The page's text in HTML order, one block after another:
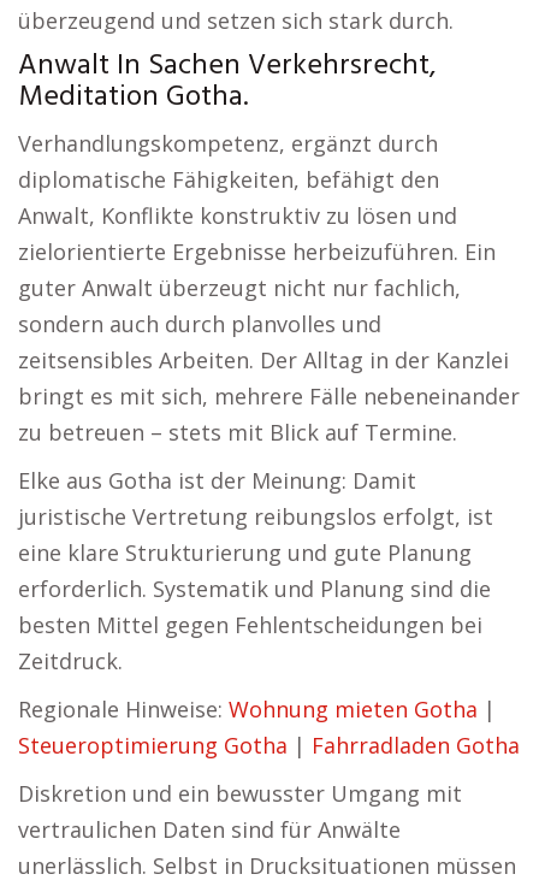
überzeugend und setzen sich stark durch.
Anwalt In Sachen Verkehrsrecht,
Meditation Gotha.
Verhandlungskompetenz, ergänzt durch
diplomatische Fähigkeiten, befähigt den
Anwalt, Konflikte konstruktiv zu lösen und
zielorientierte Ergebnisse herbeizuführen. Ein
guter Anwalt überzeugt nicht nur fachlich,
sondern auch durch planvolles und
zeitsensibles Arbeiten. Der Alltag in der Kanzlei
bringt es mit sich, mehrere Fälle nebeneinander
zu betreuen – stets mit Blick auf Termine.
Elke aus Gotha ist der Meinung: Damit
juristische Vertretung reibungslos erfolgt, ist
eine klare Strukturierung und gute Planung
erforderlich. Systematik und Planung sind die
besten Mittel gegen Fehlentscheidungen bei
Zeitdruck.
Regionale Hinweise: Wohnung mieten Gotha |
Steueroptimierung Gotha | Fahrradladen Gotha
Diskretion und ein bewusster Umgang mit
vertraulichen Daten sind für Anwälte
unerlässlich. Selbst in Drucksituationen müssen